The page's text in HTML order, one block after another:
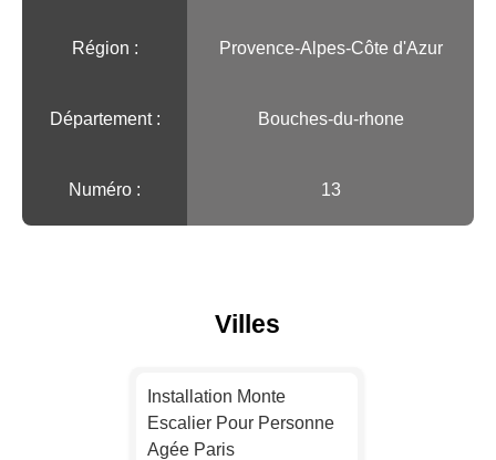
Région :️ Provence-Alpes-Côte d'Azur
Département : Bouches-du-rhone
Numéro : 13
Villes
Installation Monte
Escalier Pour Personne
Agée Paris